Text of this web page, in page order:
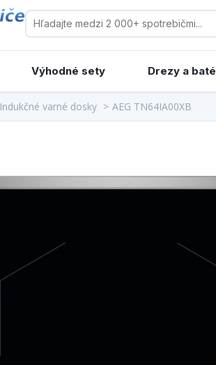
Výhodné sety Drezy a
Indukčné varné dosky > AEG TN64IA00XB